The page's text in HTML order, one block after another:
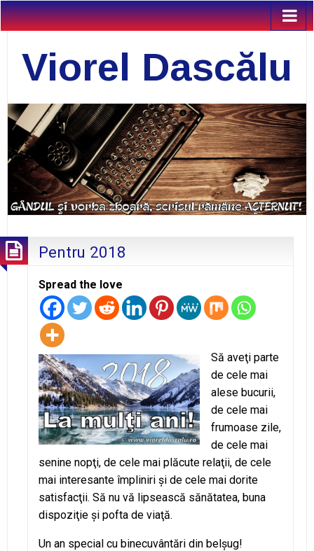
Viorel Dascălu
Pentru 2018
Spread the love
Să aveţi parte
de cele mai
alese bucurii,
de cele mai
frumoase zile,
de cele mai
senine nopţi, de cele mai plăcute relaţii, de cele
mai interesante împliniri şi de cele mai dorite
satisfacţii. Să nu vă lipsească sănătatea, buna
dispoziţie şi pofta de viaţă.
Un an special cu binecuvântări din belşug!